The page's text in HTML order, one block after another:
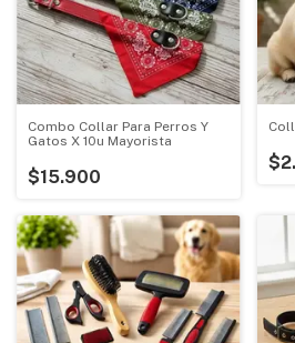
Combo Collar Para Perros Y
Gatos X 10u Mayorista
$15.900